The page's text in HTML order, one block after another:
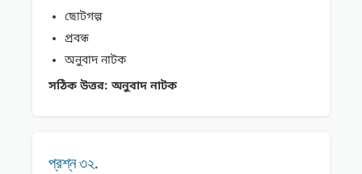
ছোটগল্প
প্রবন্ধ
অনুবাদ নাটক
সঠিক উত্তর: অনুবাদ নাটক
প্রশ্ন ৩২.